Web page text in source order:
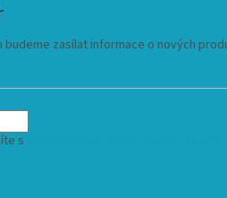
budeme zasílat informace o nových
s